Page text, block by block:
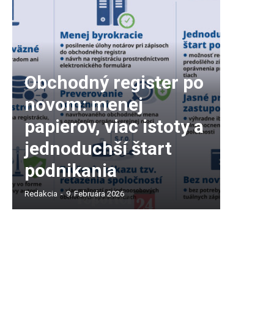
Obchodný register po
novom: menej
papierov, viac istoty a
jednoduchší štart
podnikania
Redakcia - 9. Februára 2026